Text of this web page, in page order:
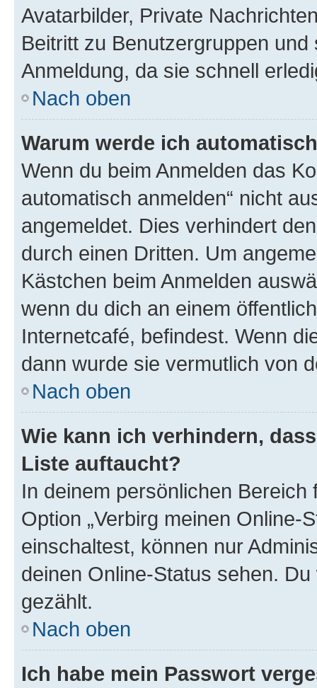
Avatarbilder, Private
Beitritt zu Benutzergruppen
Anmeldung, da sie schnell
Nach oben
Warum werde ich
Wenn du beim Anmelden das
automatisch anmelden“ nicht
angemeldet. Dies verhindert
durch einen Dritten. Um
Kästchen beim Anmelden
wenn du dich an einem
Internetcafé, befindest. Wenn
dann wurde sie vermutlich von
Nach oben
Wie kann ich verhindern,
Liste auftaucht?
In deinem persönlichen
Option „Verbirg meinen Online-
einschaltest, können nur
deinen Online-Status sehen.
gezählt.
Nach oben
Ich habe mein Passwort